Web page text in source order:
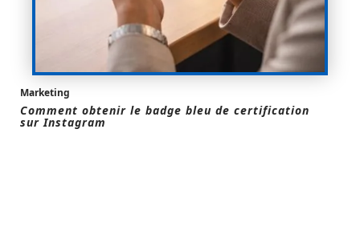
Marketing
Comment obtenir le badge bleu de certification
sur Instagram